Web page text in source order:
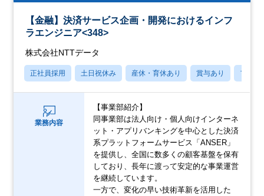
【金融】決済サービス企画・開発におけるインフ
ラエンジニア<348>
株式会社NTTデータ
正社員採用 土日祝休み 産休・育休あり 賞与あり フレッ
業務内容
【事業部紹介】
同事業部は法人向け・個人向けインターネ
ット・アプリバンキングを中心とした決済
系プラットフォームサービス「ANSER」
を提供し、全国に数多くの顧客基盤を保有
しており、長年に渡って安定的な事業運営
を継続しています。
一方で、変化の早い技術革新を活用した